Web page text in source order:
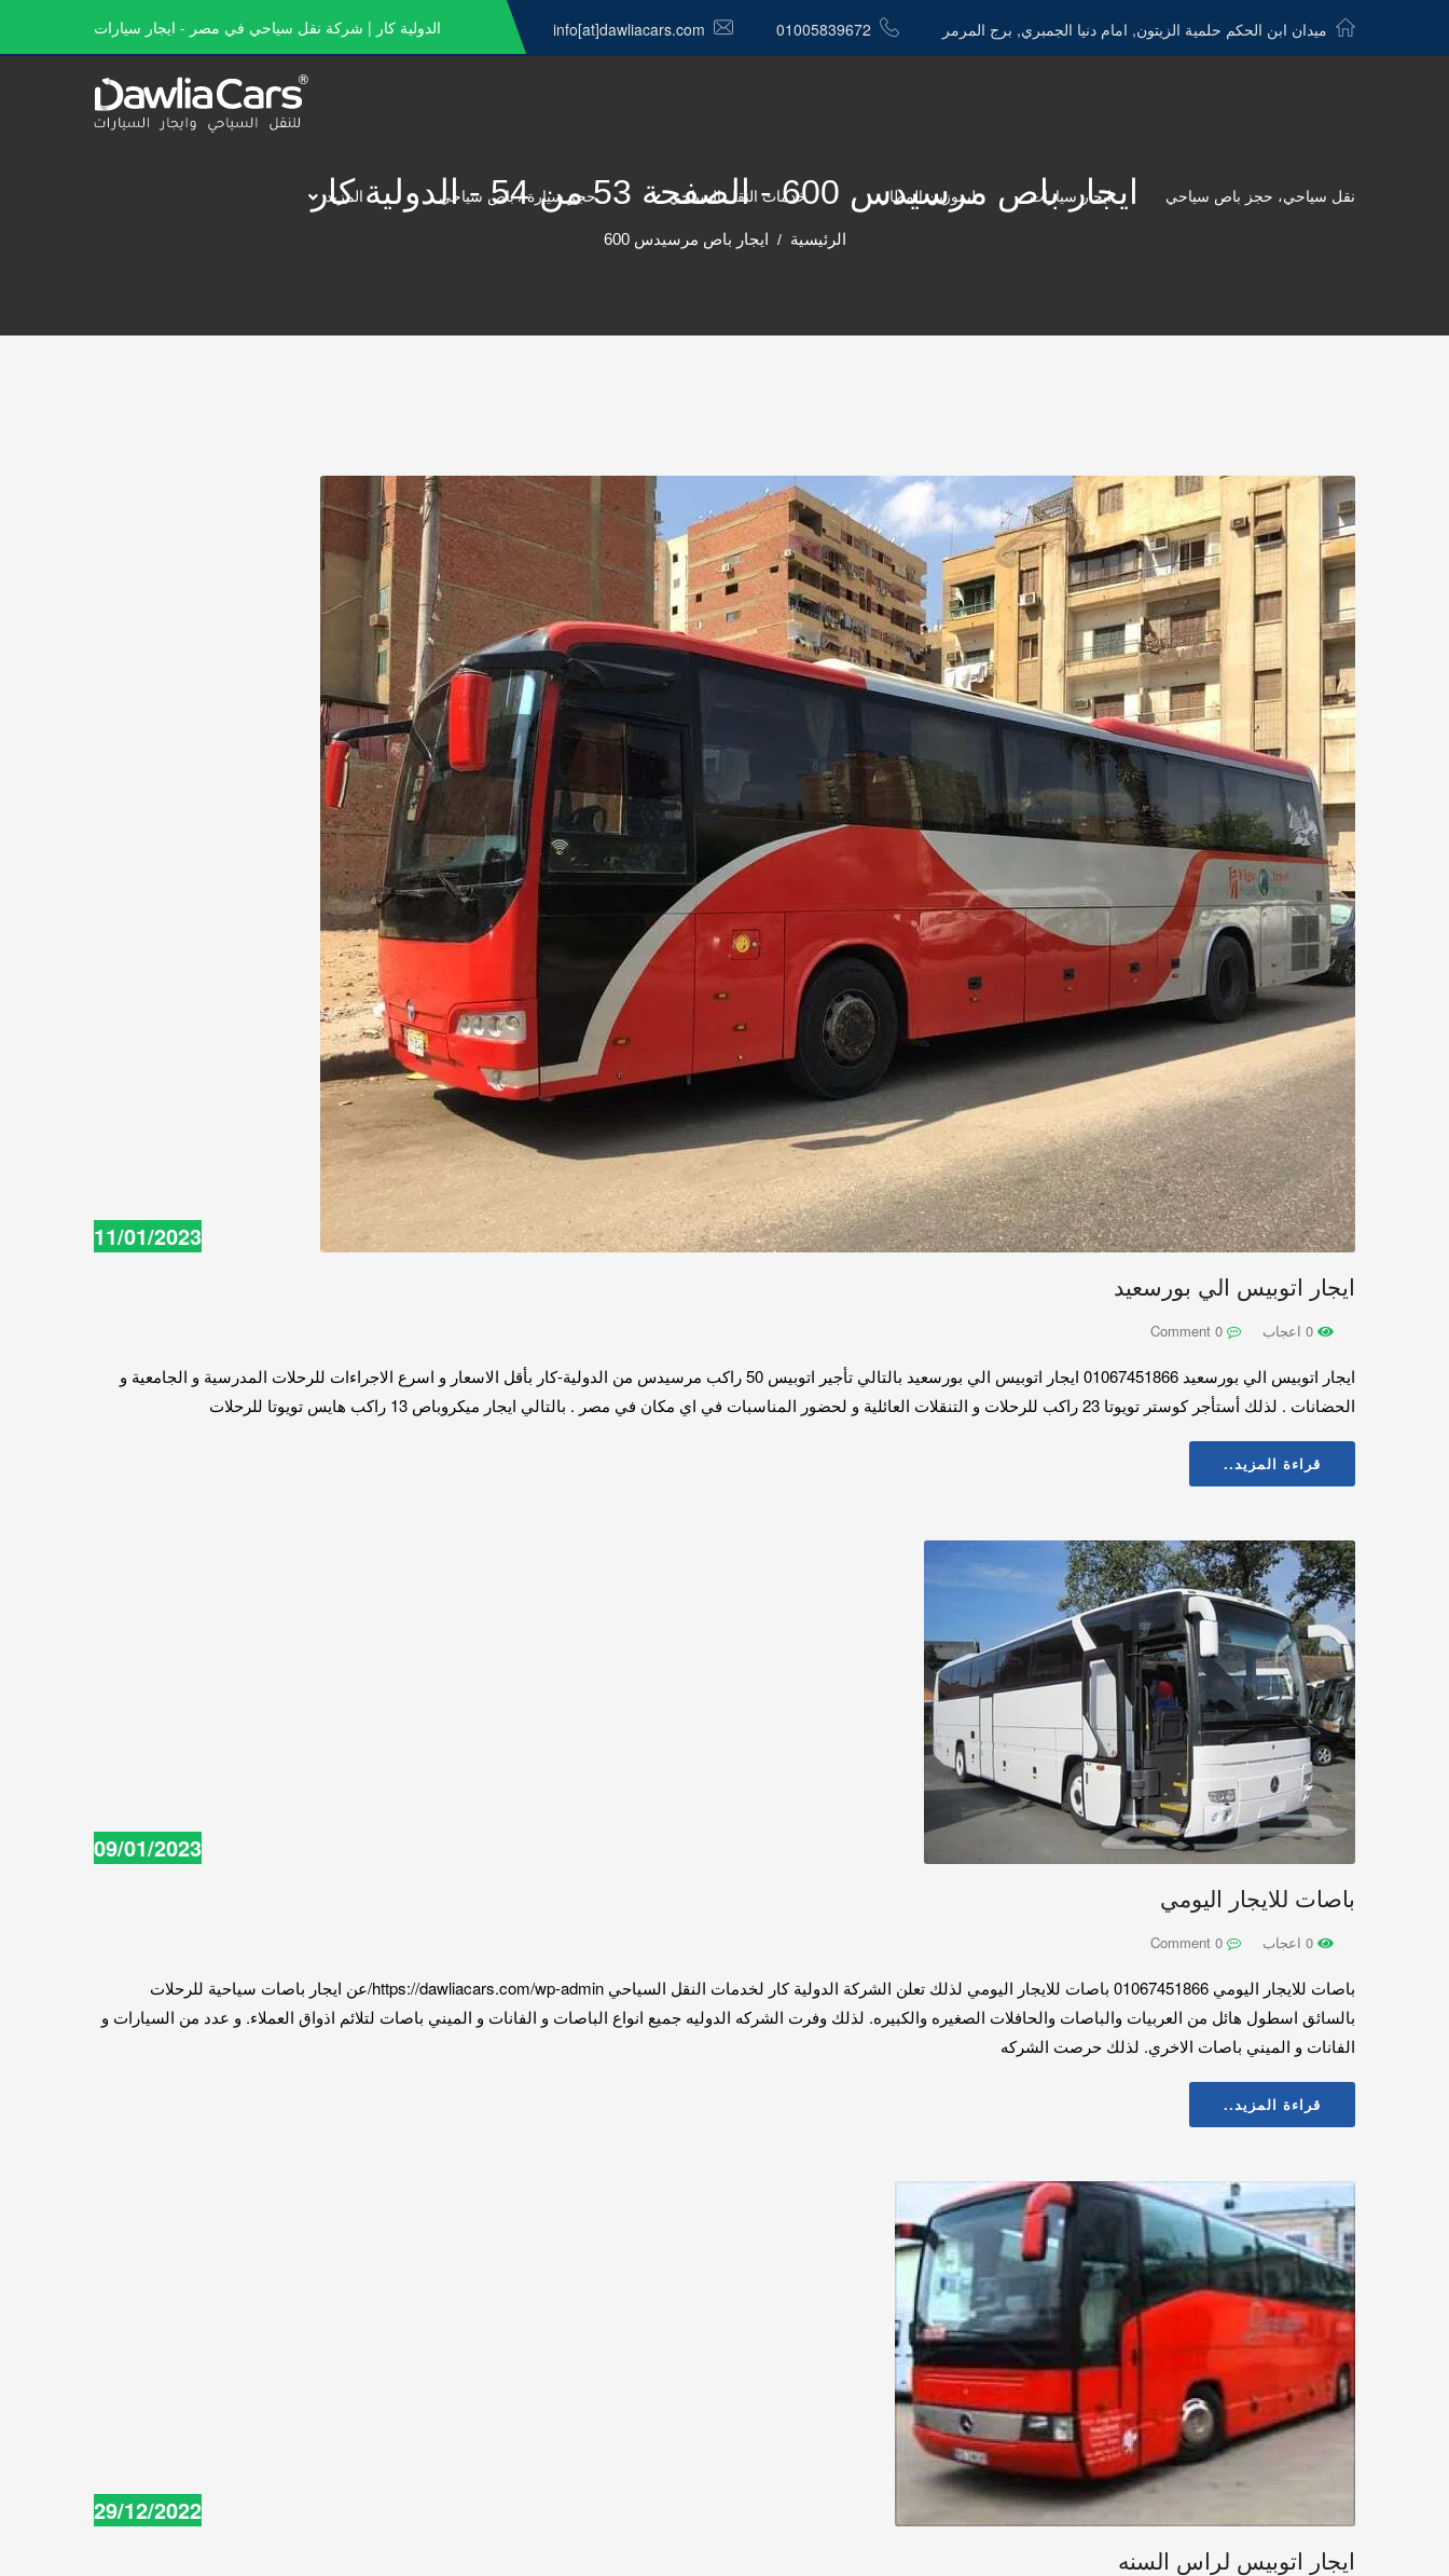
الدولية كار | شركة نقل سياحي في مصر - ايجار سيارات ميدان ابن الحكم حلمية الزيتون, امام دنيا الجمبري, برج المرمر 01005839672
info[at]dawliacars.com
نقل سياحي، حجز باص سياحي ايجار سيارات ليموزين المطار خدمات النقل السياحي حجز سيارة / باص سياحي المزيد ايجار باص مرسيدس 600 - الصفحة 53 من 54 - الدولية كار
الرئيسية ايجار باص مرسيدس 600
11/01/2023
ايجار اتوبيس الي بورسعيد
ايجار اتوبيس الي بورسعيد 01067451866 ايجار اتوبيس الي بورسعيد بالتالي تأجير اتوبيس 50 راكب مرسيدس من الدولية-كار بأقل الاسعار و اسرع الاجراءات للرحلات المدرسية و الجامعية و
الحضانات . لذلك أستأجر كوستر تويوتا 23 راكب للرحلات و التنقلات العائلية و لحضور المناسبات في اي مكان في مصر . بالتالي ايجار ميكروباص 13 راكب هايس تويوتا للرحلات
قراءة المزيد..
09/01/2023
باصات للايجار اليومي
باصات للايجار اليومي 01067451866 باصات للايجار اليومي لذلك تعلن الشركة الدولية كار لخدمات النقل السياحي https://dawliacars.com/wp-admin/عن ايجار باصات سياحية للرحلات
بالسائق اسطول هائل من العربيات والباصات والحافلات الصغيره والكبيره. لذلك وفرت الشركه الدوليه جميع انواع الباصات و الفانات و الميني باصات لتلائم اذواق العملاء. و عدد من السيارات و
الفانات و الميني باصات الاخري. لذلك حرصت الشركه
قراءة المزيد..
29/12/2022
ايجار اتوبيس لراس السنه